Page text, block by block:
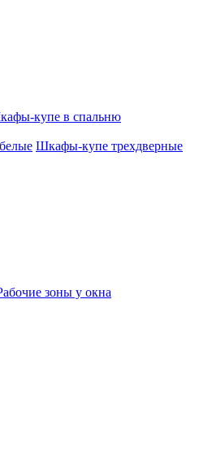
купе в спальню
Шкафы-купе трехдверные
зоны у окна